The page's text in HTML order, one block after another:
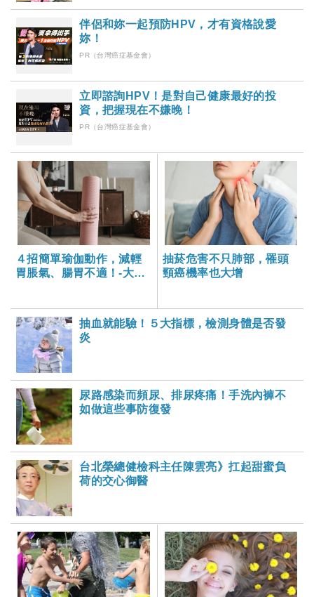
伴侶和妳一起預防HPV，才有資格說愛
妳！
PR（台灣癌症基金會）
立即諮詢HPV！是對自己健康最好的投
資，把握現在不嫌晚！
PR（台灣癌症基金會）
４招簡單瑜伽動作，減輕
胃脹氣、腸胃不適！-大家
抽菸危害不只肺部，罹頭
頸癌機率也大增
抽血就能驗！５大指標，檢測身體是否發
炎
尿路感染而頻尿、排尿疼痛！手洗內褲不
如做這些事防復發
台北榮總健檢科主任陳雲亮》扛起甜蜜負
荷的交心御醫